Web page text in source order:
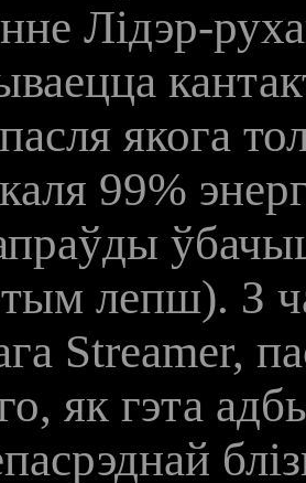
Лідэр-
якога
99%
лепш). З
Streamer,
як гэта